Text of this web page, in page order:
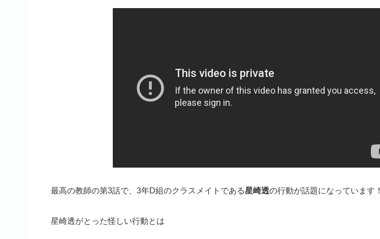
最高の教師の第3話で、3年D組のクラスメイトである星崎透の行動が話題になっています！
星崎透がとった怪しい行動とは